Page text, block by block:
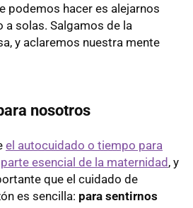
podemos hacer es alejarnos
a solas. Salgamos de la
y aclaremos nuestra mente
nosotros
el autocuidado o tiempo para
esencial de la maternidad, y
que el cuidado de
es sencilla: para sentirnos